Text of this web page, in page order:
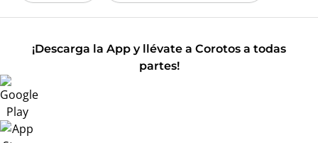
¡Descarga la App y llévate a Corotos a todas
partes!